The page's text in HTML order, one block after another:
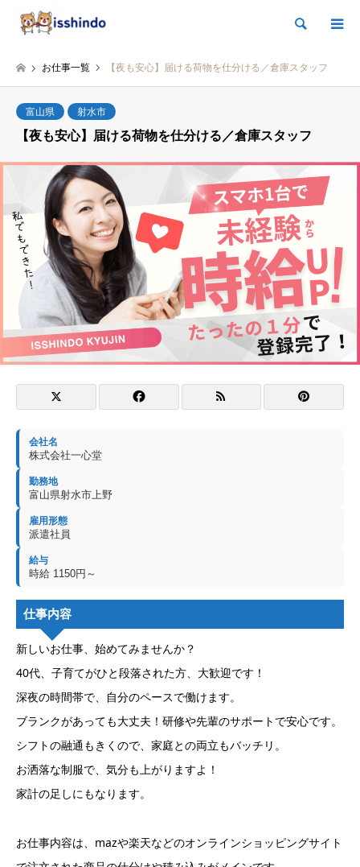
検索
お仕事一覧 【夜も安心】届ける荷物を仕分ける／倉庫スタッフ
富山県
射水市
【夜も安心】届ける荷物を仕分ける／倉庫スタッフ
会社名
株式会社一心堂
勤務地
富山県射水市上野
雇用形態
派遣社員
給与
時給 1150円～
仕事内容
新しいお仕事、始めてみませんか？
40代、子育てがひと段落された方、大歓迎です！
深夜の時間帯で、自分のペースで働けます。
ブランクがあっても大丈夫！研修や先輩のサポートで安心です。
シフトの融通もきくので、家庭との両立もバッチリ。
お洒落な制服で、気分も上がりますよ！
家計の足しにもなります。
お仕事内容は、mazや楽天などのオンラインショッピングサイト